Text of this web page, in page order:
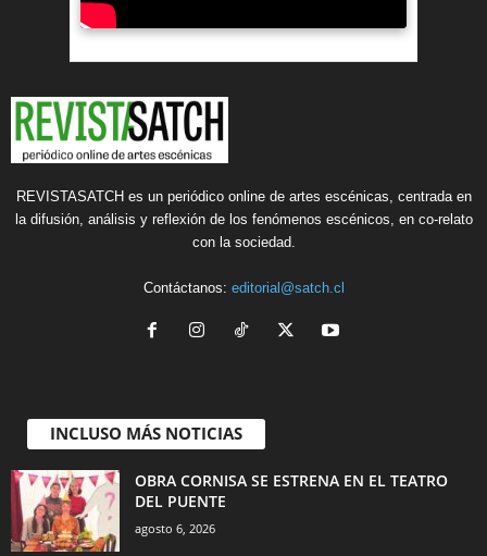
REVISTASATCH es un periódico online de artes escénicas, centrada en
la difusión, análisis y reflexión de los fenómenos escénicos, en co-relato
con la sociedad.
Contáctanos: editorial@satch.cl
INCLUSO MÁS NOTICIAS
OBRA CORNISA SE ESTRENA EN EL TEATRO
DEL PUENTE
agosto 6, 2026